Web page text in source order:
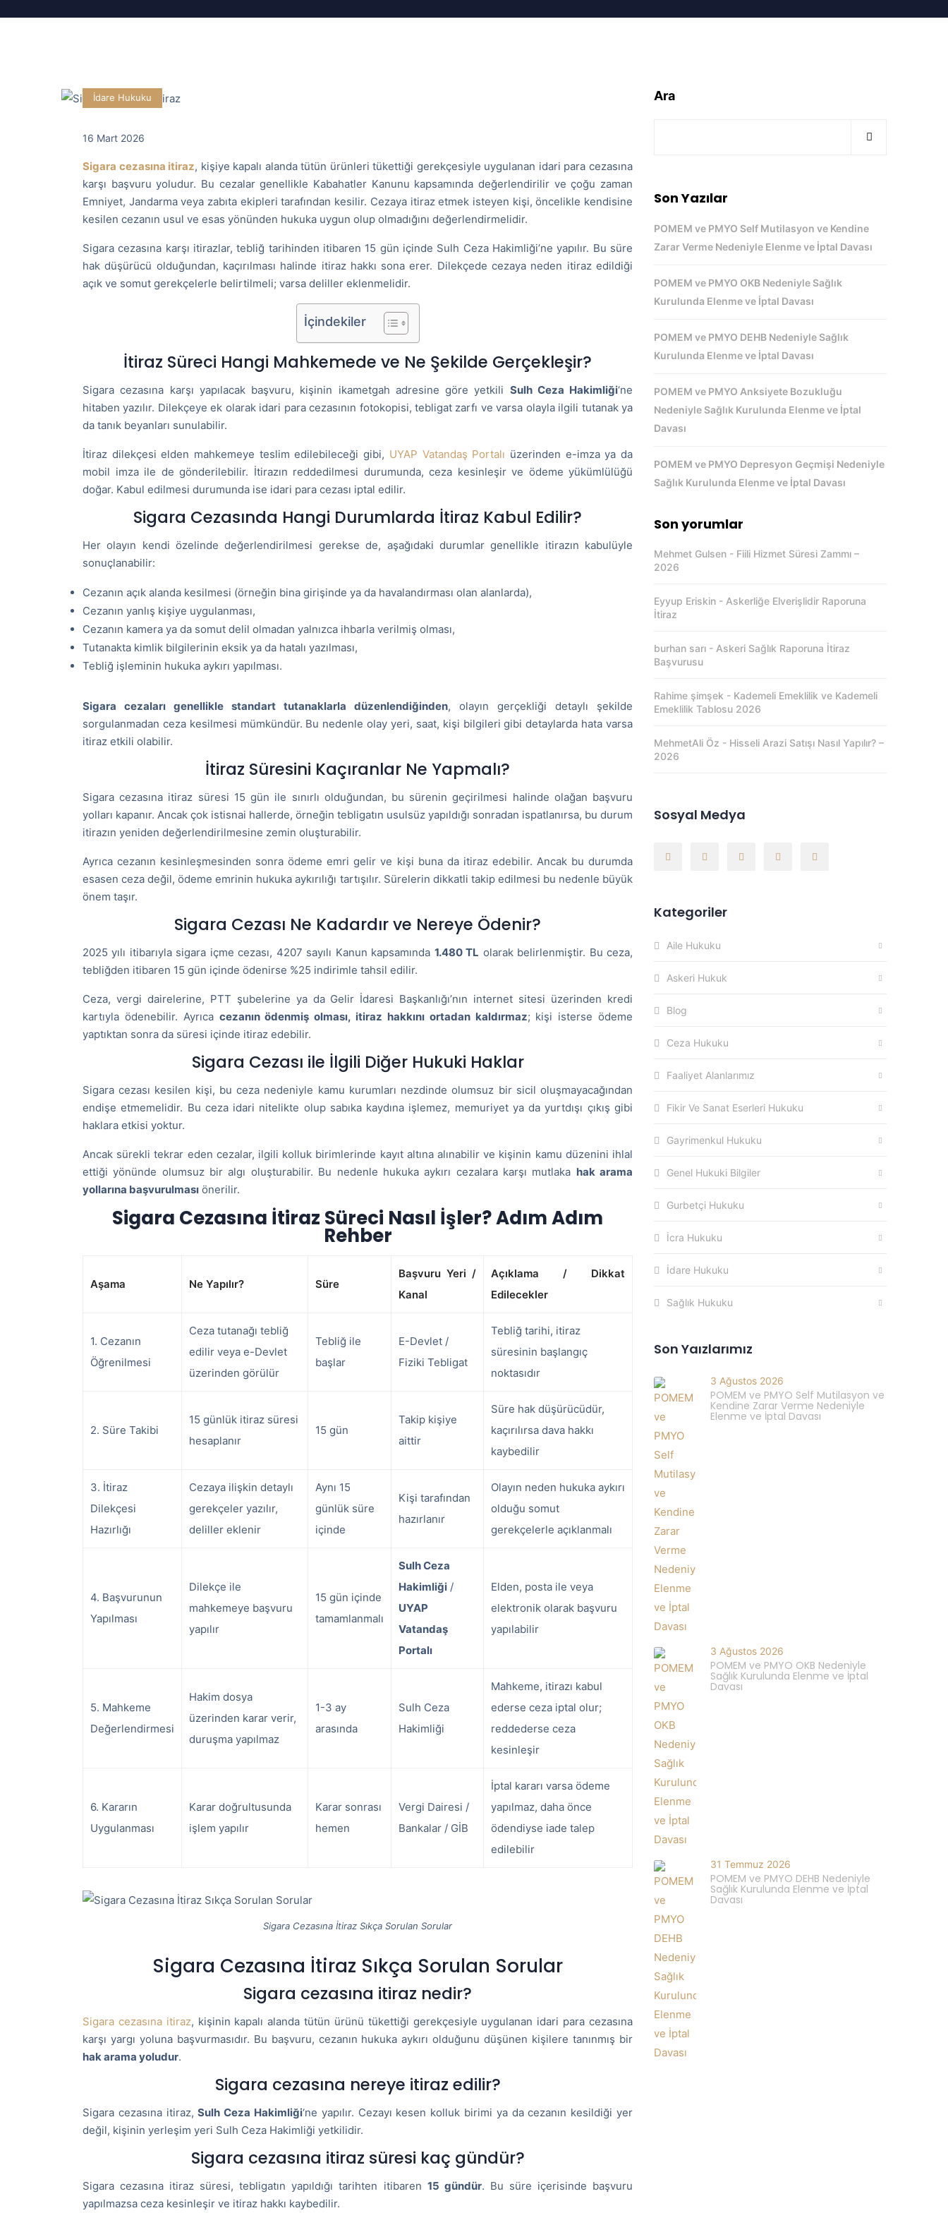
İdare Hukuku
16 Mart 2026
Sigara cezasına itiraz, kişiye kapalı alanda tütün ürünleri tükettiği gerekçesiyle uygulanan idari para cezasına
karşı başvuru yoludur. Bu cezalar genellikle Kabahatler Kanunu kapsamında değerlendirilir ve çoğu zaman
Emniyet, Jandarma veya zabıta ekipleri tarafından kesilir. Cezaya itiraz etmek isteyen kişi, öncelikle kendisine
kesilen cezanın usul ve esas yönünden hukuka uygun olup olmadığını değerlendirmelidir.
Sigara cezasına karşı itirazlar, tebliğ tarihinden itibaren 15 gün içinde Sulh Ceza Hakimliği’ne yapılır. Bu süre
hak düşürücü olduğundan, kaçırılması halinde itiraz hakkı sona erer. Dilekçede cezaya neden itiraz edildiği
açık ve somut gerekçelerle belirtilmeli; varsa deliller eklenmelidir.
İçindekiler
İtiraz Süreci Hangi Mahkemede ve Ne Şekilde Gerçekleşir?
Sigara cezasına karşı yapılacak başvuru, kişinin ikametgah adresine göre yetkili Sulh Ceza Hakimliği‘ne
hitaben yazılır. Dilekçeye ek olarak idari para cezasının fotokopisi, tebligat zarfı ve varsa olayla ilgili tutanak ya
da tanık beyanları sunulabilir.
İtiraz dilekçesi elden mahkemeye teslim edilebileceği gibi, UYAP Vatandaş Portalı üzerinden e-imza ya da
mobil imza ile de gönderilebilir. İtirazın reddedilmesi durumunda, ceza kesinleşir ve ödeme yükümlülüğü
doğar. Kabul edilmesi durumunda ise idari para cezası iptal edilir.
Sigara Cezasında Hangi Durumlarda İtiraz Kabul Edilir?
Her olayın kendi özelinde değerlendirilmesi gerekse de, aşağıdaki durumlar genellikle itirazın kabulüyle
sonuçlanabilir:
Cezanın açık alanda kesilmesi (örneğin bina girişinde ya da havalandırması olan alanlarda),
Cezanın yanlış kişiye uygulanması,
Cezanın kamera ya da somut delil olmadan yalnızca ihbarla verilmiş olması,
Tutanakta kimlik bilgilerinin eksik ya da hatalı yazılması,
Tebliğ işleminin hukuka aykırı yapılması.
Sigara cezaları genellikle standart tutanaklarla düzenlendiğinden, olayın gerçekliği detaylı şekilde
sorgulanmadan ceza kesilmesi mümkündür. Bu nedenle olay yeri, saat, kişi bilgileri gibi detaylarda hata varsa
itiraz etkili olabilir.
İtiraz Süresini Kaçıranlar Ne Yapmalı?
Sigara cezasına itiraz süresi 15 gün ile sınırlı olduğundan, bu sürenin geçirilmesi halinde olağan başvuru
yolları kapanır. Ancak çok istisnai hallerde, örneğin tebligatın usulsüz yapıldığı sonradan ispatlanırsa, bu durum
itirazın yeniden değerlendirilmesine zemin oluşturabilir.
Ayrıca cezanın kesinleşmesinden sonra ödeme emri gelir ve kişi buna da itiraz edebilir. Ancak bu durumda
esasen ceza değil, ödeme emrinin hukuka aykırılığı tartışılır. Sürelerin dikkatli takip edilmesi bu nedenle büyük
önem taşır.
Sigara Cezası Ne Kadardır ve Nereye Ödenir?
2025 yılı itibarıyla sigara içme cezası, 4207 sayılı Kanun kapsamında 1.480 TL olarak belirlenmiştir. Bu ceza,
tebliğden itibaren 15 gün içinde ödenirse %25 indirimle tahsil edilir.
Ceza, vergi dairelerine, PTT şubelerine ya da Gelir İdaresi Başkanlığı’nın internet sitesi üzerinden kredi
kartıyla ödenebilir. Ayrıca cezanın ödenmiş olması, itiraz hakkını ortadan kaldırmaz; kişi isterse ödeme
yaptıktan sonra da süresi içinde itiraz edebilir.
Sigara Cezası ile İlgili Diğer Hukuki Haklar
Sigara cezası kesilen kişi, bu ceza nedeniyle kamu kurumları nezdinde olumsuz bir sicil oluşmayacağından
endişe etmemelidir. Bu ceza idari nitelikte olup sabıka kaydına işlemez, memuriyet ya da yurtdışı çıkış gibi
haklara etkisi yoktur.
Ancak sürekli tekrar eden cezalar, ilgili kolluk birimlerinde kayıt altına alınabilir ve kişinin kamu düzenini ihlal
ettiği yönünde olumsuz bir algı oluşturabilir. Bu nedenle hukuka aykırı cezalara karşı mutlaka hak arama
yollarına başvurulması önerilir.
Sigara Cezasına İtiraz Süreci Nasıl İşler? Adım Adım
Rehber
Aşama Ne Yapılır? Süre
Başvuru Yeri /
Kanal
Açıklama / Dikkat
Edilecekler
1. Cezanın
Öğrenilmesi
Ceza tutanağı tebliğ
edilir veya e-Devlet
üzerinden görülür
Tebliğ ile
başlar
E-Devlet /
Fiziki Tebligat
Tebliğ tarihi, itiraz
süresinin başlangıç
noktasıdır
2. Süre Takibi
15 günlük itiraz süresi
hesaplanır
15 gün
Takip kişiye
aittir
Süre hak düşürücüdür,
kaçırılırsa dava hakkı
kaybedilir
3. İtiraz
Dilekçesi
Hazırlığı
Cezaya ilişkin detaylı
gerekçeler yazılır,
deliller eklenir
Aynı 15
günlük süre
içinde
Kişi tarafından
hazırlanır
Olayın neden hukuka aykırı
olduğu somut
gerekçelerle açıklanmalı
4. Başvurunun
Yapılması
Dilekçe ile
mahkemeye başvuru
yapılır
15 gün içinde
tamamlanmalı
Sulh Ceza
Hakimliği /
UYAP
Vatandaş
Portalı
Elden, posta ile veya
elektronik olarak başvuru
yapılabilir
5. Mahkeme
Değerlendirmesi
Hakim dosya
üzerinden karar verir,
duruşma yapılmaz
1-3 ay
arasında
Sulh Ceza
Hakimliği
Mahkeme, itirazı kabul
ederse ceza iptal olur;
reddederse ceza
kesinleşir
6. Kararın
Uygulanması
Karar doğrultusunda
işlem yapılır
Karar sonrası
hemen
Vergi Dairesi /
Bankalar / GİB
İptal kararı varsa ödeme
yapılmaz, daha önce
ödendiyse iade talep
edilebilir
Sigara Cezasına İtiraz Sıkça Sorulan Sorular
Sigara Cezasına İtiraz Sıkça Sorulan Sorular
Sigara cezasına itiraz nedir?
Sigara cezasına itiraz, kişinin kapalı alanda tütün ürünü tükettiği gerekçesiyle uygulanan idari para cezasına
karşı yargı yoluna başvurmasıdır. Bu başvuru, cezanın hukuka aykırı olduğunu düşünen kişilere tanınmış bir
hak arama yoludur.
Sigara cezasına nereye itiraz edilir?
Sigara cezasına itiraz,Sulh Ceza Hakimliği‘ne yapılır. Cezayı kesen kolluk birimi ya da cezanın kesildiği yer
değil, kişinin yerleşim yeri Sulh Ceza Hakimliği yetkilidir.
Sigara cezasına itiraz süresi kaç gündür?
Sigara cezasına itiraz süresi, tebligatın yapıldığı tarihten itibaren 15 gündür. Bu süre içerisinde başvuru
yapılmazsa ceza kesinleşir ve itiraz hakkı kaybedilir.
Ara
Son Yazılar
POMEM ve PMYO Self Mutilasyon ve Kendine
Zarar Verme Nedeniyle Elenme ve İptal Davası
POMEM ve PMYO OKB Nedeniyle Sağlık
Kurulunda Elenme ve İptal Davası
POMEM ve PMYO DEHB Nedeniyle Sağlık
Kurulunda Elenme ve İptal Davası
POMEM ve PMYO Anksiyete Bozukluğu
Nedeniyle Sağlık Kurulunda Elenme ve İptal
Davası
POMEM ve PMYO Depresyon Geçmişi Nedeniyle
Sağlık Kurulunda Elenme ve İptal Davası
Son yorumlar
Mehmet Gulsen - Fiili Hizmet Süresi Zammı –
2026
Eyyup Eriskin - Askerliğe Elverişlidir Raporuna
İtiraz
burhan sarı - Askeri Sağlık Raporuna İtiraz
Başvurusu
Rahime şimşek - Kademeli Emeklilik ve Kademeli
Emeklilik Tablosu 2026
MehmetAli Öz - Hisseli Arazi Satışı Nasıl Yapılır? –
2026
Sosyal Medya
Kategoriler
Aile Hukuku
Askeri Hukuk
Blog
Ceza Hukuku
Faaliyet Alanlarımız
Fikir Ve Sanat Eserleri Hukuku
Gayrimenkul Hukuku
Genel Hukuki Bilgiler
Gurbetçi Hukuku
İcra Hukuku
İdare Hukuku
Sağlık Hukuku
Son Yaızlarımız
3 Ağustos 2026
POMEM ve PMYO Self Mutilasyon ve
Kendine Zarar Verme Nedeniyle
Elenme ve İptal Davası
3 Ağustos 2026
POMEM ve PMYO OKB Nedeniyle
Sağlık Kurulunda Elenme ve İptal
Davası
31 Temmuz 2026
POMEM ve PMYO DEHB Nedeniyle
Sağlık Kurulunda Elenme ve İptal
Davası